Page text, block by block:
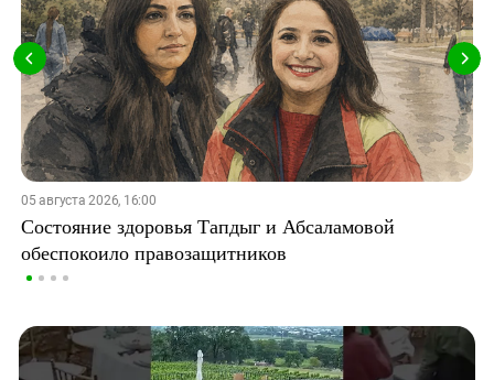
05 августа 2026, 16:00
Состояние здоровья Тапдыг и Абсаламовой
обеспокоило правозащитников